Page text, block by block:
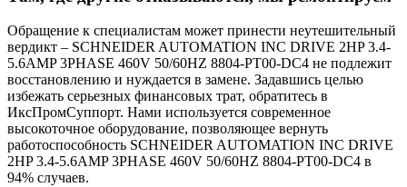
Обращение к специалистам может принести неутешительный
вердикт – SCHNEIDER AUTOMATION INC DRIVE 2HP 3.4-
5.6AMP 3PHASE 460V 50/60HZ 8804-PT00-DC4 не подлежит
восстановлению и нуждается в замене. Задавшись целью
избежать серьезных финансовых трат, обратитесь в
ИксПромСуппорт. Нами используется современное
высокоточное оборудование, позволяющее вернуть
работоспособность SCHNEIDER AUTOMATION INC DRIVE
2HP 3.4-5.6AMP 3PHASE 460V 50/60HZ 8804-PT00-DC4 в
94% случаев.